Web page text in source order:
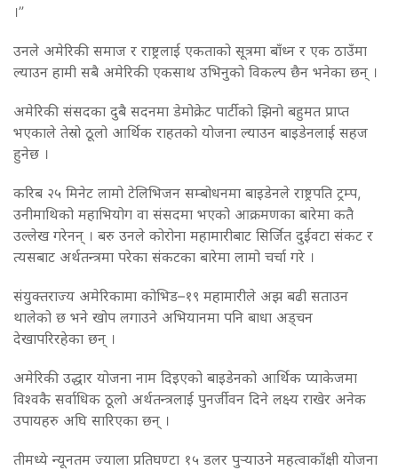
।”
उनले अमेरिकी समाज र राष्ट्रलाई एकताको सूत्रमा बाँध्न र एक ठाउँमा
ल्याउन हामी सबै अमेरिकी एकसाथ उभिनुको विकल्प छैन भनेका छन् ।
अमेरिकी संसदका दुबै सदनमा डेमोक्रेट पार्टीको झिनो बहुमत प्राप्त
भएकाले तेस्रो ठूलो आर्थिक राहतको योजना ल्याउन बाइडेनलाई सहज
हुनेछ ।
करिब २५ मिनेट लामो टेलिभिजन सम्बोधनमा बाइडेनले राष्ट्रपति ट्रम्प,
उनीमाथिको महाभियोग वा संसदमा भएको आक्रमणका बारेमा कतै
उल्लेख गरेनन् । बरु उनले कोरोना महामारीबाट सिर्जित दुईवटा संकट र
त्यसबाट अर्थतन्त्रमा परेका संकटका बारेमा लामो चर्चा गरे ।
संयुक्तराज्य अमेरिकामा कोभिड–१९ महामारीले अझ बढी सताउन
थालेको छ भने खोप लगाउने अभियानमा पनि बाधा अड्चन
देखापरिरहेका छन् ।
अमेरिकी उद्धार योजना नाम दिइएको बाइडेनको आर्थिक प्याकेजमा
विश्वकै सर्वाधिक ठूलो अर्थतन्त्रलाई पुनर्जीवन दिने लक्ष्य राखेर अनेक
उपायहरु अघि सारिएका छन् ।
तीमध्ये न्यूनतम ज्याला प्रतिघण्टा १५ डलर पुर्‍याउने महत्वाकाँक्षी योजना